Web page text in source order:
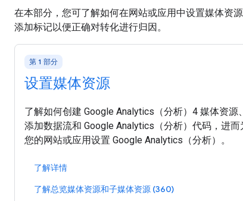
在本部分，您可了解如何在网站或应用中设置媒体资
添加标记以便正确对转化进行归因。
第 1 部分
设置媒体资源
了解如何创建 Google Analytics（分析）4 媒体资源、
添加数据流和 Google Analytics（分析）代码，进而
您的网站或应用设置 Google Analytics（分析）。
了解详情
了解总览媒体资源和子媒体资源 (360)